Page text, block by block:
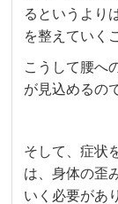
るというより
を整えていく
こうして腰へ
が見込めるの
そして、症状
は、身体の歪
いく必要があ